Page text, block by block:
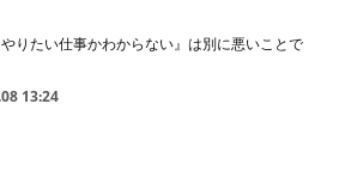
りたい仕事かわからない』は別に悪いことで
13:24